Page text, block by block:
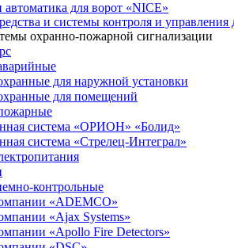
для ворот «NICE»
и системы контроля и управления
охранно-пожарной сигнализации
для наружной установки
для помещений
система «ОРИОН» «Болид»
система «Стрелец-Интеграл»
контрольные
«ADEMCO»
«Ajax Systems»
«Apollo Fire Detectors»